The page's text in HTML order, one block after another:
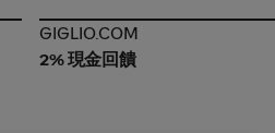
GIGLIO.COM
GIGLIO.COM
2% 現金回饋